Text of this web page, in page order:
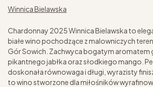
Winnica Bielawska
Chardonnay 2025 Winnica Bielawska to
białe wino pochodzące z malowniczych
Gór Sowich. Zachwyca bogatym aromatem
pikantnego jabłka oraz słodkiego mango.
doskonała równowaga i długi, wyrazisty
to wino stworzone dla miłośników